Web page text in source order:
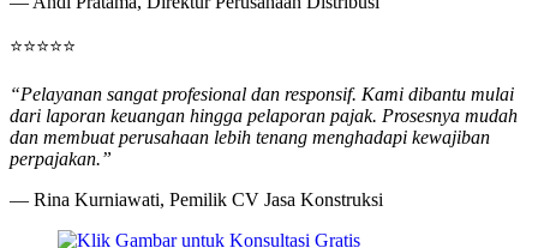
⭐⭐⭐⭐⭐
“Pelayanan sangat profesional dan responsif. Kami dibantu mulai
dari laporan keuangan hingga pelaporan pajak. Prosesnya mudah
dan membuat perusahaan lebih tenang menghadapi kewajiban
perpajakan.”
— Rina Kurniawati, Pemilik CV Jasa Konstruksi